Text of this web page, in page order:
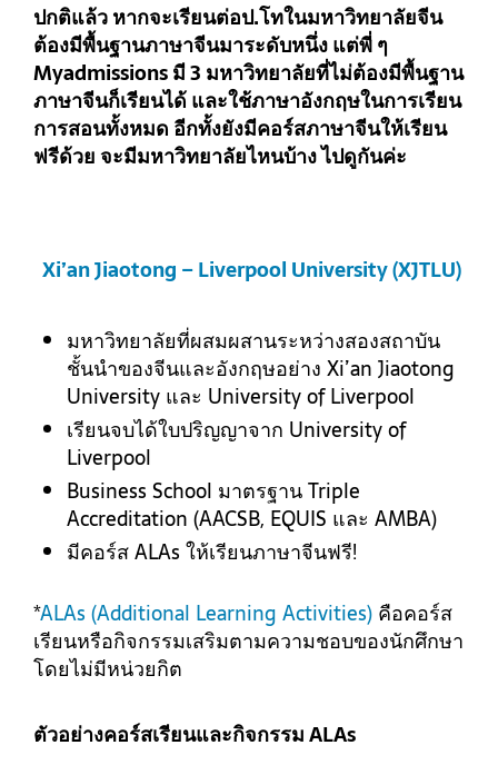
ปกติแล้ว หากจะเรียนต่อป.โทในมหาวิทยาลัยจีน
ต้องมีพื้นฐานภาษาจีนมาระดับหนึ่ง แต่พี่ ๆ
Myadmissions มี 3 มหาวิทยาลัยที่ไม่ต้องมีพื้นฐาน
ภาษาจีนก็เรียนได้ และใช้ภาษาอังกฤษในการเรียน
การสอนทั้งหมด อีกทั้งยังมีคอร์สภาษาจีนให้เรียน
ฟรีด้วย จะมีมหาวิทยาลัยไหนบ้าง ไปดูกันค่ะ
Xi’an Jiaotong – Liverpool University (XJTLU)
มหาวิทยาลัยที่ผสมผสานระหว่างสองสถาบัน
ชั้นนำของจีนและอังกฤษอย่าง Xi’an Jiaotong
University และ University of Liverpool
เรียนจบได้ใบปริญญาจาก University of
Liverpool
Business School มาตรฐาน Triple
Accreditation (AACSB, EQUIS และ AMBA)
มีคอร์ส ALAs ให้เรียนภาษาจีนฟรี!
*ALAs (Additional Learning Activities) คือคอร์ส
เรียนหรือกิจกรรมเสริมตามความชอบของนักศึกษา
โดยไม่มีหน่วยกิต
ตัวอย่างคอร์สเรียนและกิจกรรม ALAs